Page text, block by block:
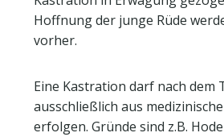
Hoffnung der junge Rüde
vorher.
Eine Kastration darf nach dem
ausschließlich aus
erfolgen. Gründe sind z.B.